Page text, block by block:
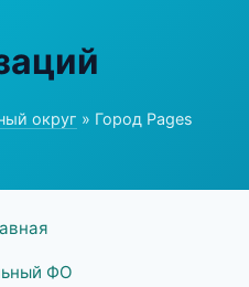
округ » Город Pages
ФО